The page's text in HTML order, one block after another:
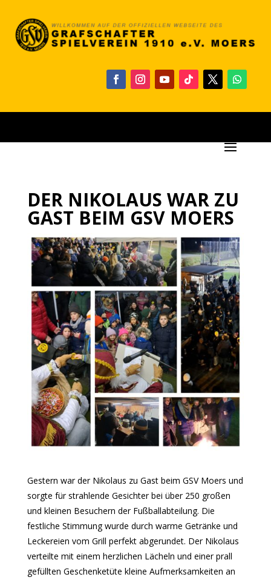
DER NIKOLAUS WAR ZU
GAST BEIM GSV MOERS
Gestern war der Nikolaus zu Gast beim GSV Moers und
sorgte für strahlende Gesichter bei über 250 großen
und kleinen Besuchern der Fußballabteilung. Die
festliche Stimmung wurde durch warme Getränke und
Leckereien vom Grill perfekt abgerundet. Der Nikolaus
verteilte mit einem herzlichen Lächeln und einer prall
gefüllten Geschenketüte kleine Aufmerksamkeiten an